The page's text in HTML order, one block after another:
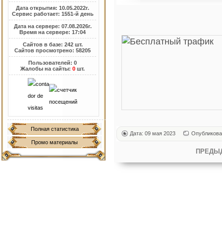
Дата открытия: 10.05.2022г.
Сервис работает: 1551-й день
Дата на сервере: 07.08.2026г.
Время на сервере: 17:04
Сайтов в базе: 242 шт.
Сайтов просмотрено: 58205
Пользователей: 0
Жалобы на сайты:0 шт.
Полная статистика
Промо материалы
Дата: 09 мая 2023